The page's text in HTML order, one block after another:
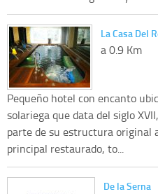
La Casa Del
a 0.9 Km
Pequeño hotel con encanto
solariega que data del siglo
parte de su estructura original
principal restaurado, to...
De la Serna